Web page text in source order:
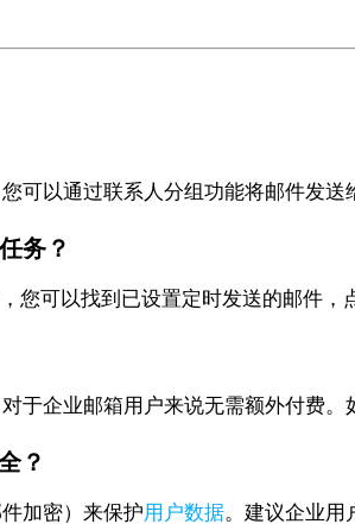
可以通过联系人分组功能将邮件发
务？
您可以找到已设置定时发送的邮件
于企业邮箱用户来说无需额外付费
？
加密）来保护用户数据。建议企业用